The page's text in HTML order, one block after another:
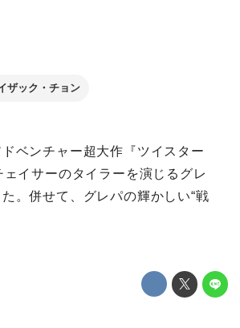
ザック・チョン
ベンチャー超大作『ツイスター
イサーのタイラーを演じるグレ
。併せて、グレパの輝かしい“戦